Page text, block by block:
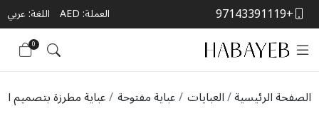
+97143391119 العملة:AED اللغة: عربي
0
الصفحة الرئيسية العبايات عباية مفتوحة عباية مطرزة بتصميم